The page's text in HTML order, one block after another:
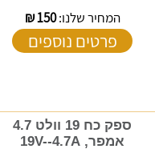
המחיר שלנו:150
₪
פרטים נוספים
ספק כח 19 וולט 4.7
אמפר, 19V--4.7A